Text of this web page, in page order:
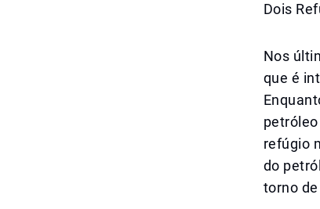
Dois
Nos
que é
refúgio
do
torno